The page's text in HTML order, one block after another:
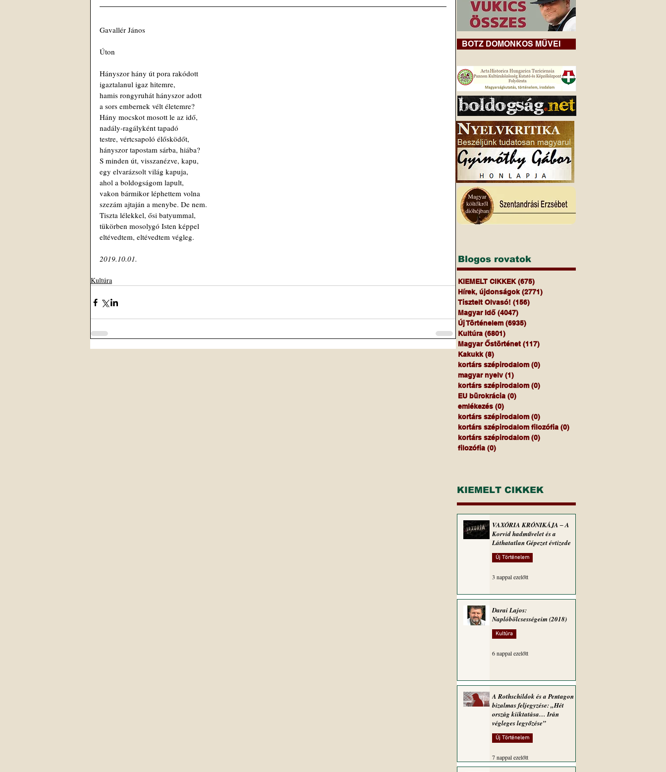
Gavallér János
Úton
Hányszor hány út pora rakódott
igaztalanul igaz hitemre,
hamis rongyruhát hányszor adott
a sors embernek vélt életemre?
Hány mocskot mosott le az idő,
nadály-ragályként tapadó
testre, vértcsapoló élősködőt,
hányszor tapostam sárba, hiába?
S minden út, visszanézve, kapu,
egy elvarázsolt világ kapuja,
ahol a boldogságom lapult,
vakon bármikor léphettem volna
szezám ajtaján a menybe. De nem.
Tiszta lélekkel, ősi batyummal,
tükörben mosolygó Isten képpel
eltévedtem, eltévedtem végleg.
2019.10.01.
Kultúra
BOTZ DOMONKOS MŰVEI
Blogos rovatok
KIEMELT CIKKEK (675)
Hírek, újdonságok (2771)
Tisztelt Olvasó! (156)
Magyar Idő (4047)
Új Történelem (6935)
Kultúra (6801)
Magyar Őstörténet (117)
Kakukk (8)
kortárs szépirodalom (0)
magyar nyelv (1)
kortárs szépirodalom (0)
EU bürokrácia (0)
emlékezés (0)
kortárs szépirodalom (0)
kortárs szépirodalom filozófia (0)
kortárs szépirodalom (0)
filozófia (0)
KIEMELT CIKKEK
VAXÓRIA KRÓNIKÁJA ‒ A
Korvid hadművelet és a
Láthatatlan Gépezet évtizede
Új Történelem
3 nappal ezelőtt
Darai Lajos:
Naplóbölcsességeim (2018)
Kultúra
6 nappal ezelőtt
A Rothschildok és a Pentagon
bizalmas feljegyzése: „Hét
ország kiiktatása… Irán
végleges legyőzése”
Új Történelem
7 nappal ezelőtt